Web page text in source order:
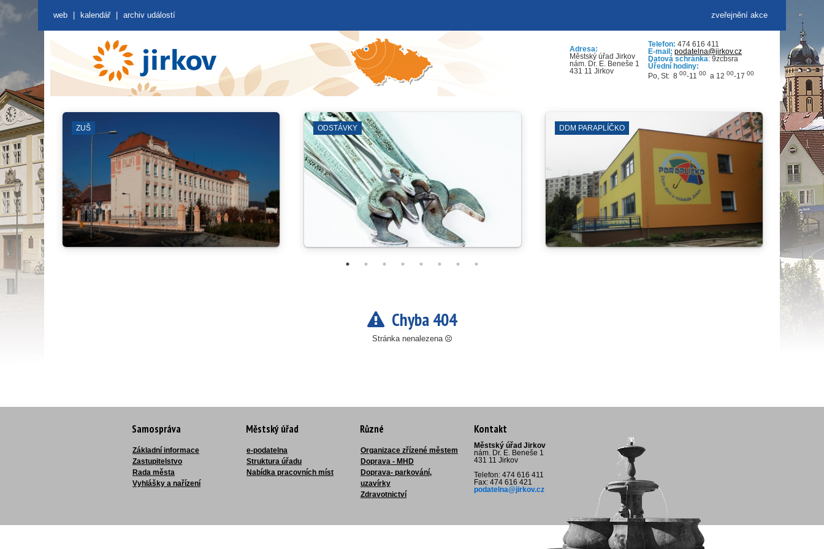
zveřejnění akce
web kalendář archiv událostí
Adresa:
Městský úřad Jirkov
nám. Dr. E. Beneše 1
431 11 Jirkov
Telefon: 474 616 411
E-mail: podatelna@jirkov.cz
Datová schránka: 9zcbsra
Úřední hodiny:
Po, St: 8 00-11 00 a 12 00-17 00
KINO
Chyba 404
Stránka nenalezena
Samospráva
Základní informace
Zastupitelstvo
Rada města
Vyhlášky a nařízení
Městský úřad
e-podatelna
Struktura úřadu
Nabídka pracovních míst
Různé
Organizace zřízené městem
Doprava - MHD
Doprava- parkování,
uzavírky
Zdravotnictví
Kontakt
Městský úřad Jirkov
nám. Dr. E. Beneše 1
431 11 Jirkov
Telefon: 474 616 411
Fax: 474 616 421
podatelna@jirkov.cz